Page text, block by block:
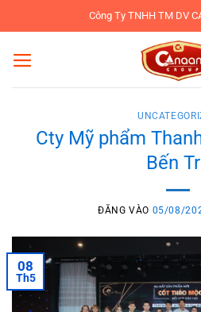
qua
nội
Công Ty TNHH TM DV
Cty Mỹ phẩm
Bến
ĐĂNG VÀO 05/08/
08
Th5